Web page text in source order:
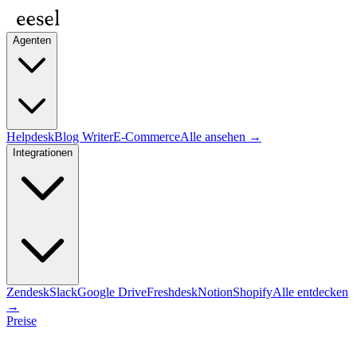
Agenten
HelpdeskBlog WriterE-CommerceAlle ansehen →
Integrationen
ZendeskSlackGoogle DriveFreshdeskNotionShopifyAlle entdecken
→
Preise